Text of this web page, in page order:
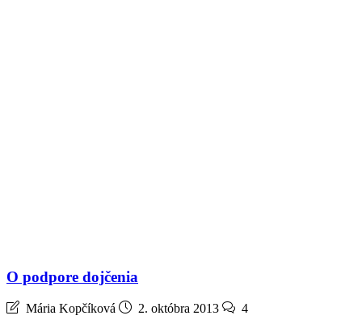
O podpore dojčenia
Mária Kopčíková 2. októbra 2013
4